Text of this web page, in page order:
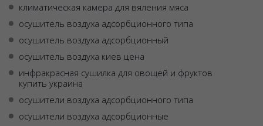
климатическая камера для вяления мяса
осушитель воздуха адсорбционного типа
осушитель воздуха адсорбционный
осушитель воздуха киев цена
инфракрасная сушилка для овощей и фруктов
купить украина
осушители воздуха адсорбционного типа
осушители воздуха адсорбционные